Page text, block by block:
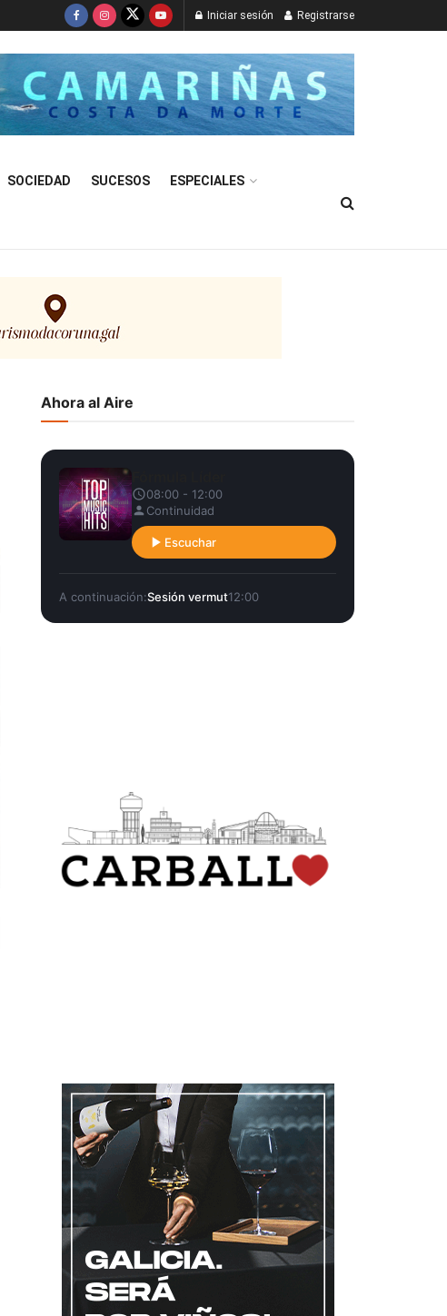
Iniciar sesión Registrarse
SOCIEDAD SUCESOS ESPECIALES
Ahora al Aire
08:00 - 12:00
Continuidad
Escuchar
A continuación:Sesión vermut12:00